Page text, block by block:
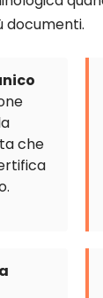
documenti.
che